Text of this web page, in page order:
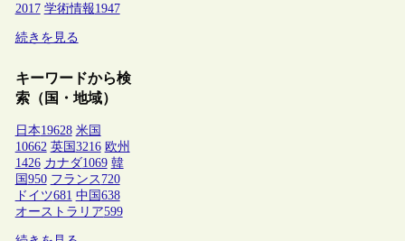
2017 学術情報1947
続きを見る
キーワードから検
索（国・地域）
日本19628 米国
10662 英国 3216 欧州
1426 カナダ1069 韓
国 950 フランス 720
ドイツ681 中国 638
オーストラリア599